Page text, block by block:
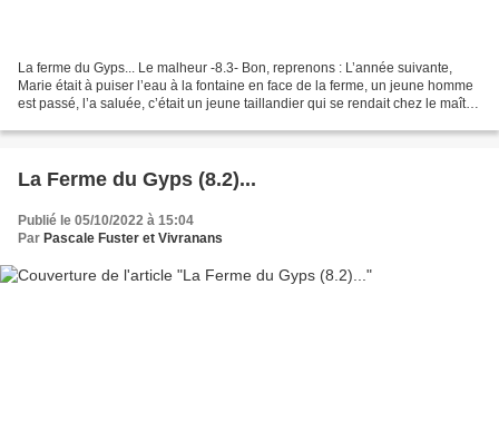
La ferme du Gyps... Le malheur -8.3- Bon, reprenons : L’année suivante,
Marie était à puiser l’eau à la fontaine en face de la ferme, un jeune homme
est passé, l’a saluée, c’était un jeune taillandier qui se rendait chez le maître
La Ferme du Gyps (8.2)...
Publié le 05/10/2022 à 15:04
Par Pascale Fuster et Vivranans